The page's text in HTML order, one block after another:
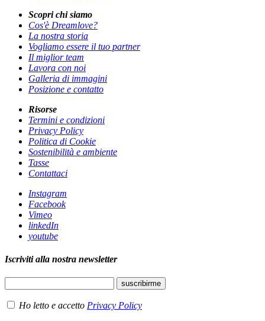
Scopri chi siamo
Cos'è Dreamlove?
La nostra storia
Vogliamo essere il tuo partner
Il miglior team
Lavora con noi
Galleria di immagini
Posizione e contatto
Risorse
Termini e condizioni
Privacy Policy
Politica di Cookie
Sostenibilità e ambiente
Tasse
Contattaci
Instagram
Facebook
Vimeo
linkedIn
youtube
Iscriviti alla nostra newsletter
Ho letto e accetto Privacy Policy